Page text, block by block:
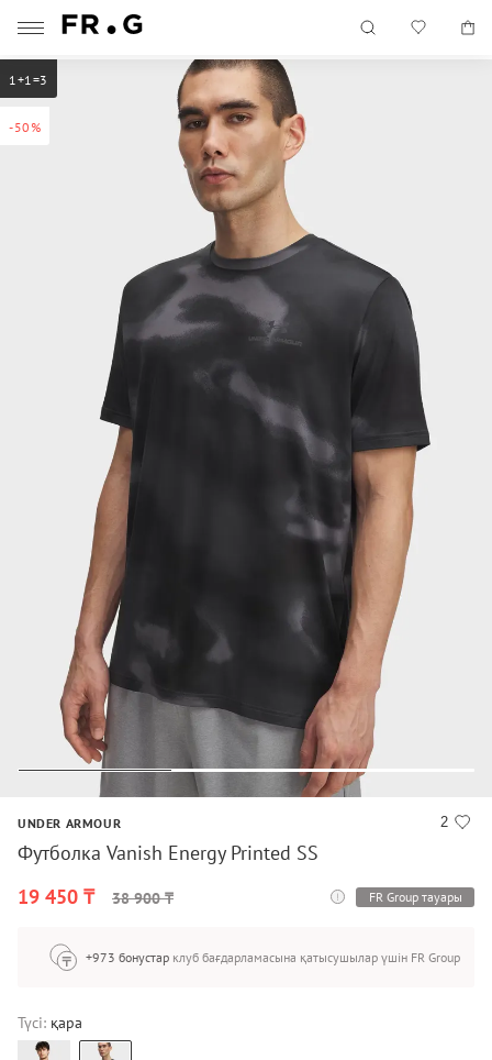
-50%
1+1=3
2
UNDER ARMOUR
Футболка Vanish Energy Printed SS
19 450 ₸
38 900 ₸ FR Group тауары
+973 бонустар клуб бағдарламасына қатысушылар үшін FR Group
Түсі: қара